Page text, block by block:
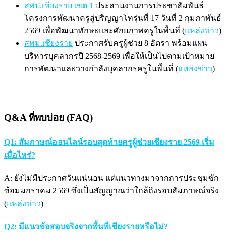
สพป.เชียงราย เขต 1 ประสานงานการประชาสัมพันธ์
โครงการพัฒนาครูสู่ปริญญาโทรุ่นที่ 17 วันที่ 2 กุมภาพันธ์
2569 เพื่อพัฒนาทักษะและศักยภาพครูในพื้นที่ (แหล่งข่าว)
สพม.เชียงราย ประกาศรับครูผู้ช่วย 8 อัตรา พร้อมแผน
บริหารบุคลากรปี 2568-2569 เพื่อให้เป็นไปตามเป้าหมาย
การพัฒนาและวางกำลังบุคลากรครูในพื้นที่ (แหล่งข่าว)
Q&A ที่พบบ่อย (FAQ)
Q1: สัมภาษณ์ออนไลน์รอบสุดท้ายครูผู้ช่วยเชียงราย 2569 เริ่ม
เมื่อไหร่?
A: ยังไม่มีประกาศวันแน่นอน แต่แนวทางมาจากการประชุมซัก
ซ้อมมกราคม 2569 ซึ่งเป็นสัญญาณว่าใกล้ถึงรอบสัมภาษณ์จริง
(แหล่งข่าว)
Q2: มีแนวข้อสอบจริงจากพื้นที่เชียงรายหรือไม่?